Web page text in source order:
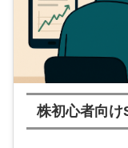
株初心者向け